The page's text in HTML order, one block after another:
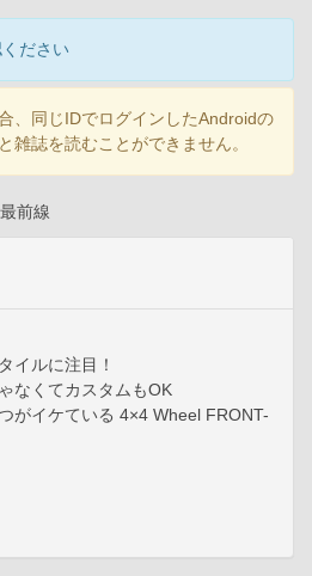
ださい
、同じIDでログインしたAndroidの
雑誌を読むことができません。
前線
イルに注目！
なくてカスタムもOK
がイケている 4×4 Wheel FRONT-